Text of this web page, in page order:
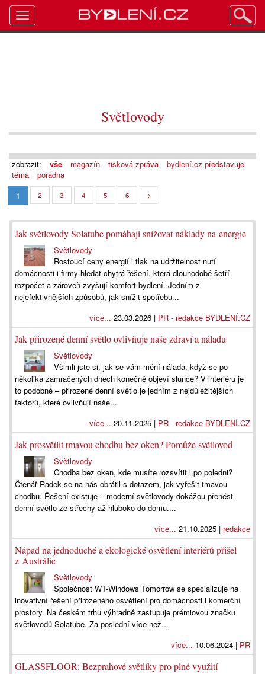
Světlovody
zobrazit: vše magazín tisková zpráva
bydlení.cz představuje
téma
poradna
1
2 3 4 5 6 >
Jak světlovody Solatube pomáhají snižovat náklady na energie
Světlovody
Rostoucí ceny energií i tlak na udržitelnost nutí
domácnosti i firmy hledat chytrá řešení, která dlouhodobě šetří
rozpočet a zároveň zvyšují komfort bydlení. Jedním z
nejefektivnějších způsobů, jak snížit spotřebu...
více... 23.03.2026 | PR - redakce BYDLENÍ.CZ
Jak přirozené denní světlo ovlivňuje naše zdraví a náladu
Světlovody
Všimli jste si, jak se vám mění nálada, když se po
několika zamračených dnech konečně objeví slunce? V interiéru je
to podobné – přirozené denní světlo je jedním z nejdůležitějších
faktorů, které ovlivňují naše...
více... 20.11.2025 | PR - redakce BYDLENÍ.CZ
Jak prosvětlit tmavou chodbu bez oken? Pomůže světlovod
Světlovody
Chodba bez oken, kde musíte rozsvítit i po poledni?
Čtenář Radek se na nás obrátil s dotazem, jak vyřešit tmavou
chodbu. Řešení existuje – moderní světlovody dokážou přenést
denní světlo ze střechy až hluboko do domu....
více... 21.10.2025 | redakce
Nápad na jednoduché a ekologické osvětlení interiérů přišel
z Austrálie
Světlovody
Společnost WT-Windows Tomorrow se specializuje na
inovativní řešení přirozeného osvětlení pro domácnosti i komerční
prostory. Na českém trhu výhradně zastupuje prémiovou značku
světlovodů Solatube. Za poslední více než...
více... 10.06.2024 | PR
GLASSFLOOR: Bezprahové světlíky pro plné využití
Toggle
navigation